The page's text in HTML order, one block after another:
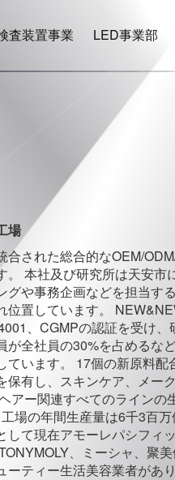
査装置事業 LED事業部
場
合された総合的なOEM/
。 本社及び研究所は天安市
グや事務企画などを担当す
位置しています。
、CGMPの認証を受け、
が全社員の30%を占めるな
ています。 17個の新原料配
保有し、スキンケア、メー
アー関連すべてのラインの
場の年間生産量は6千3百
して現在アモーレパシフィ
、ミーシャ、聚
ーティー生活美容業者があり